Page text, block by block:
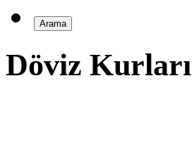
Döviz Kurları